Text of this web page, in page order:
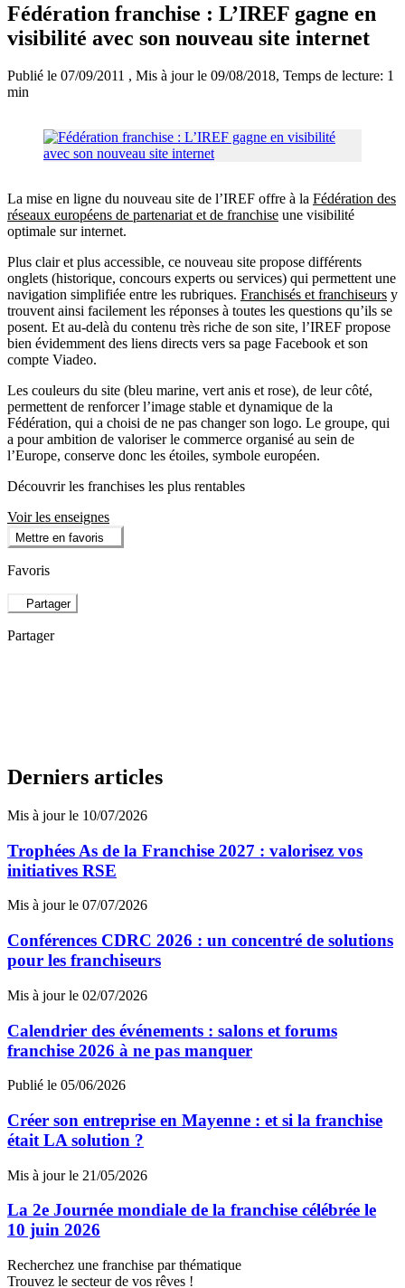
Fédération franchise : L’IREF gagne en
visibilité avec son nouveau site internet
Publié le 07/09/2011 , Mis à jour le 09/08/2018, Temps de lecture: 1
min
La mise en ligne du nouveau site de l’IREF offre à la Fédération des
réseaux européens de partenariat et de franchise une visibilité
optimale sur internet.
Plus clair et plus accessible, ce nouveau site propose différents
onglets (historique, concours experts ou services) qui permettent une
navigation simplifiée entre les rubriques. Franchisés et franchiseurs y
trouvent ainsi facilement les réponses à toutes les questions qu’ils se
posent. Et au-delà du contenu très riche de son site, l’IREF propose
bien évidemment des liens directs vers sa page Facebook et son
compte Viadeo.
Les couleurs du site (bleu marine, vert anis et rose), de leur côté,
permettent de renforcer l’image stable et dynamique de la
Fédération, qui a choisi de ne pas changer son logo. Le groupe, qui
a pour ambition de valoriser le commerce organisé au sein de
l’Europe, conserve donc les étoiles, symbole européen.
Découvrir les franchises les plus rentables
Voir les enseignes
Mettre en favoris
Favoris
Partager
Partager
Derniers articles
Mis à jour le 10/07/2026
Trophées As de la Franchise 2027 : valorisez vos
initiatives RSE
Mis à jour le 07/07/2026
Conférences CDRC 2026 : un concentré de solutions
pour les franchiseurs
Mis à jour le 02/07/2026
Calendrier des événements : salons et forums
franchise 2026 à ne pas manquer
Publié le 05/06/2026
Créer son entreprise en Mayenne : et si la franchise
était LA solution ?
Mis à jour le 21/05/2026
La 2e Journée mondiale de la franchise célébrée le
10 juin 2026
Recherchez une franchise par thématique
Trouvez le secteur de vos rêves !